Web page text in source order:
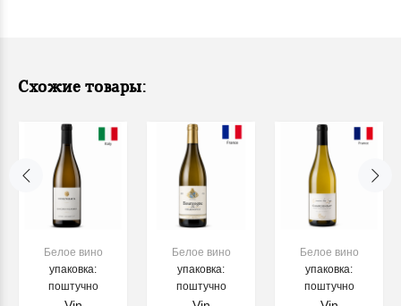
Схожие товары:
Белое вино
упаковка:
поштучно
Белое вино
упаковка:
поштучно
Белое вино
упаковка:
поштучно